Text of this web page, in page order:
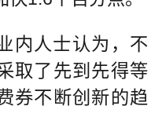
人士认为，不
取了先到先得等
券不断创新的趋